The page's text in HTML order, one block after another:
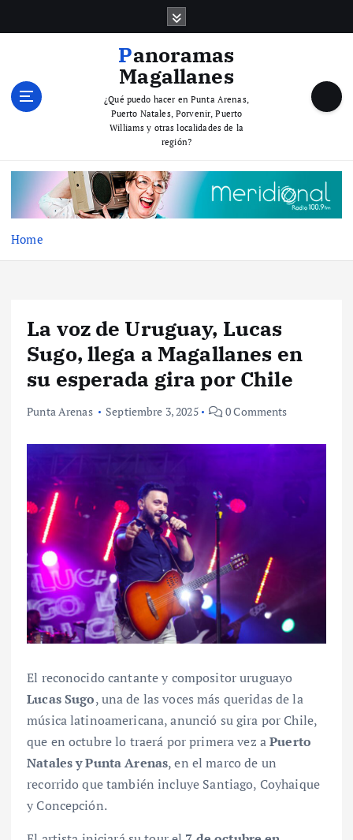
Panoramas
Magallanes
¿Qué puedo hacer en Punta Arenas,
Puerto Natales, Porvenir, Puerto
Williams y otras localidades de la
región?
Home
La voz de Uruguay, Lucas
Sugo, llega a Magallanes en
su esperada gira por Chile
Punta Arenas Septiembre 3, 2025 0 Comments
El reconocido cantante y compositor uruguayo
Lucas Sugo, una de las voces más queridas de la
música latinoamericana, anunció su gira por Chile,
que en octubre lo traerá por primera vez aPuerto
Natales y Punta Arenas, en el marco de un
recorrido que también incluye Santiago, Coyhaique
y Concepción.